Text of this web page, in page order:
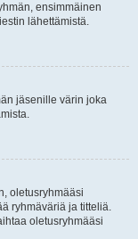
ensimmäinen
lähettämistä.
jäsenille värin joka
oletusryhmääsi
ryhmäväriä ja titteliä.
oletusryhmääsi